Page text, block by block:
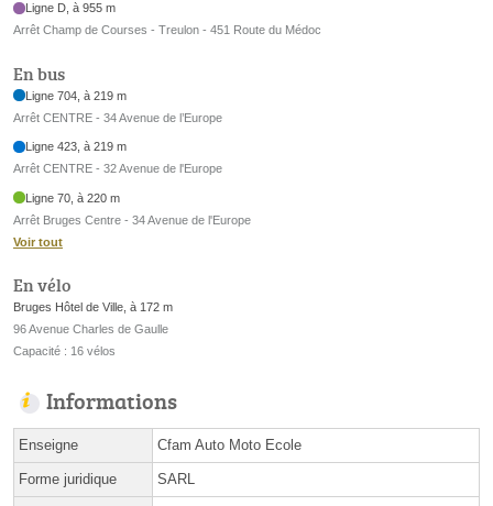
Ligne D, à 955 m
Arrêt Champ de Courses - Treulon - 451 Route du Médoc
En bus
Ligne 704, à 219 m
Arrêt CENTRE - 34 Avenue de l’Europe
Ligne 423, à 219 m
Arrêt CENTRE - 32 Avenue de l'Europe
Ligne 70, à 220 m
Arrêt Bruges Centre - 34 Avenue de l'Europe
Voir tout
En vélo
Bruges Hôtel de Ville, à 172 m
96 Avenue Charles de Gaulle
Capacité : 16 vélos
Informations
Enseigne Cfam Auto Moto Ecole
Forme juridique SARL